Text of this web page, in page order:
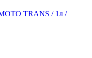
TRANS / 1л /